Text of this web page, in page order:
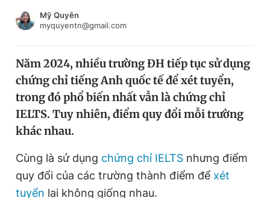
Chào ngày mới
Video Magazine
Sản phẩm khác
Tiện ích Bạn cần biết
Đăng xuất
Mỹ Quyên
myquyentn@gmail.com
Năm 2024, nhiều trường ĐH tiếp tục sử dụng
chứng chỉ tiếng Anh quốc tế để xét tuyển,
trong đó phổ biến nhất vẫn là chứng chỉ
IELTS. Tuy nhiên, điểm quy đổi mỗi trường
khác nhau.
Cùng là sử dụng chứng chỉ IELTS nhưng điểm
quy đổi của các trường thành điểm để xét
tuyển lại không giống nhau.